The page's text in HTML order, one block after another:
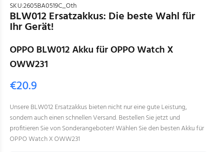
SKU:2605BA0519C_Oth
BLW012 Ersatzakkus: Die beste Wahl für
Ihr Gerät!
OPPO BLW012 Akku für OPPO Watch X
OWW231
€20.9
Unsere BLW012 Ersatzakkus bieten nicht nur eine gute Leistung,
sondern auch einen schnellen Versand. Bestellen Sie jetzt und
profitieren Sie von Sonderangeboten! Wählen Sie den besten Akku für
OPPO Watch X OWW231